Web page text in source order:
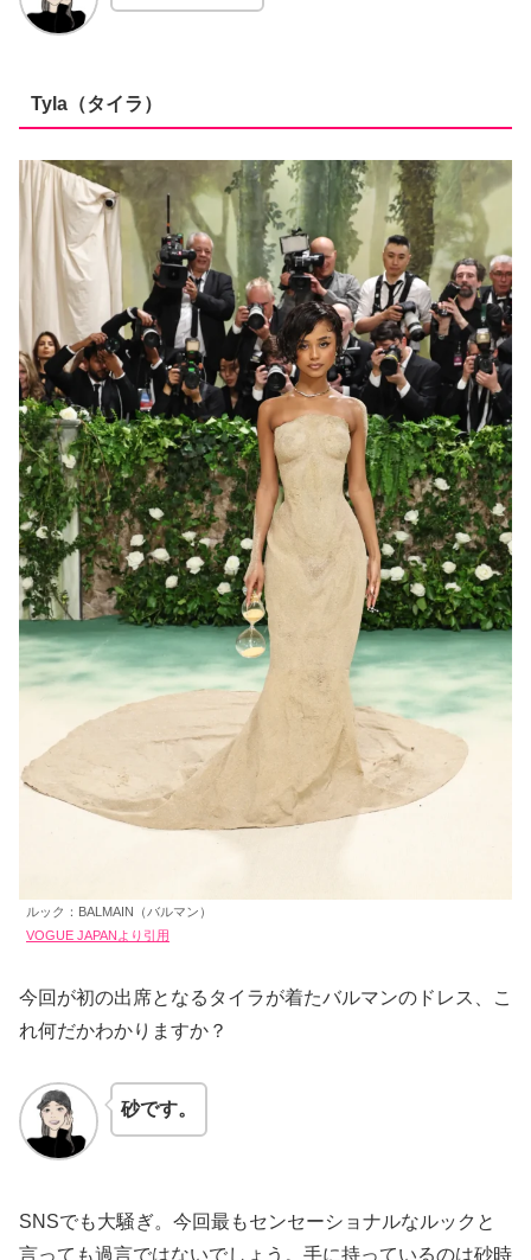
Tyla（タイラ）
ルック：BALMAIN（バルマン）
VOGUE JAPANより引用
今回が初の出席となるタイラが着たバルマンのドレス、こ
れ何だかわかりますか？
砂です。
SNSでも大騒ぎ。今回最もセンセーショナルなルックと
言っても過言ではないでしょう。手に持っているのは砂時